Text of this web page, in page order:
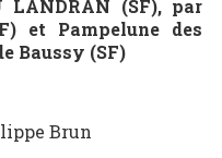
LANDRAN (SF), par
et Pampelune des
Baussy (SF)
Brun